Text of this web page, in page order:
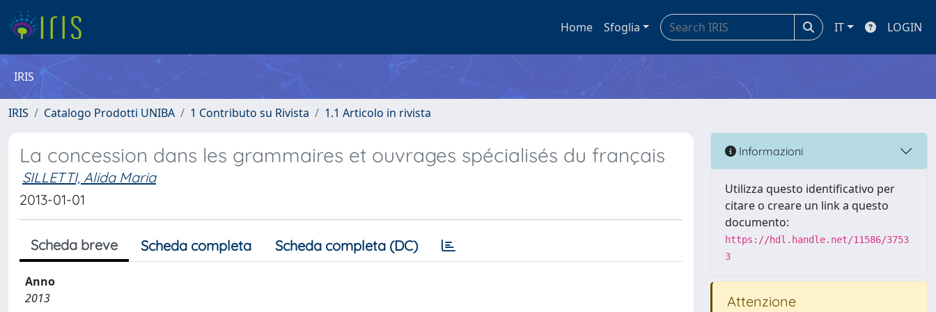
Home Sfoglia IT LOGIN
IRIS
IRIS Catalogo Prodotti UNIBA 1 Contributo su Rivista 1.1 Articolo in rivista
La concession dans les grammaires et ouvrages spécialisés du français
SILLETTI, Alida Maria
2013-01-01
Scheda breve Scheda completa Scheda completa (DC)
Anno
2013
Informazioni
Utilizza questo identificativo per
citare o creare un link a questo
documento:
https://hdl.handle.net/11586/3753
3
Attenzione